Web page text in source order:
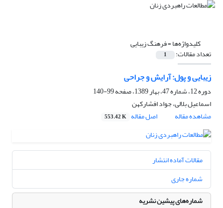
کلیدواژه‌ها =فرهنگ زیبایی
تعداد مقالات: 1
زیبایی و پول: آرایش و جراحی
دوره 12، شماره 47، بهار 1389، صفحه
99-140
اسماعیل بلالی، جواد افشارکهن
مشاهده مقاله
اصل مقاله 553.42 K
مقالات آماده انتشار
شماره جاری
شماره‌های پیشین نشریه